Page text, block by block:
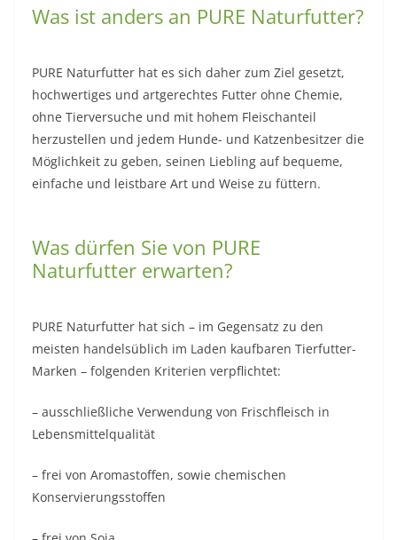
Was ist anders an PURE Naturfutter?
PURE Naturfutter hat es sich daher zum Ziel gesetzt,
hochwertiges und artgerechtes Futter ohne Chemie,
ohne Tierversuche und mit hohem Fleischanteil
herzustellen und jedem Hunde- und Katzenbesitzer die
Möglichkeit zu geben, seinen Liebling auf bequeme,
einfache und leistbare Art und Weise zu füttern.
Was dürfen Sie von PURE
Naturfutter erwarten?
PURE Naturfutter hat sich – im Gegensatz zu den
meisten handelsüblich im Laden kaufbaren Tierfutter-
Marken – folgenden Kriterien verpflichtet:
– ausschließliche Verwendung von Frischfleisch in
Lebensmittelqualität
– frei von Aromastoffen, sowie chemischen
Konservierungsstoffen